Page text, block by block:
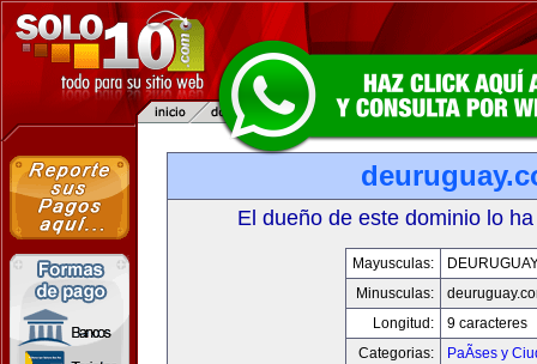
El dueño de este dominio lo
Mayusculas:
Minusculas:
Longitud:
9 caracteres
Categorias:
PaÃ­ses y